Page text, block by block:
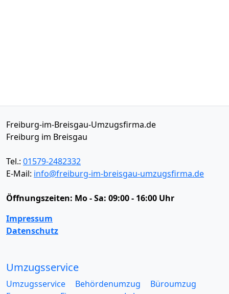
Freiburg-im-Breisgau-Umzugsfirma.de
Freiburg im Breisgau
Tel.: 01579-2482332
E-Mail: info@freiburg-im-breisgau-umzugsfirma.de
Öffnungszeiten: Mo - Sa: 09:00 - 16:00 Uhr
Impressum
Datenschutz
Umzugsservice
Umzugsservice Behördenumzug
Büroumzug